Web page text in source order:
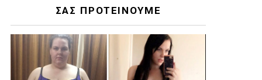
ΣΑΣ ΠΡΟΤΕΙΝΟΥΜΕ